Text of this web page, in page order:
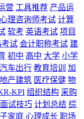
营 工具推荐 产品运
心理咨询师考试 计算
软考 英语考试 项目
试 会计职称考试 建
初中 高中 大学 小学
汽车出行 教育培训
加
产建筑 医疗保健 物
KPI 组织结构 采购
面试技巧 计划总结 综
家庭 心理成长 职场